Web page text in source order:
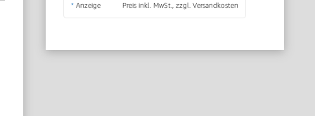
* Anzeige Preis inkl. MwSt., zzgl. Versandkosten